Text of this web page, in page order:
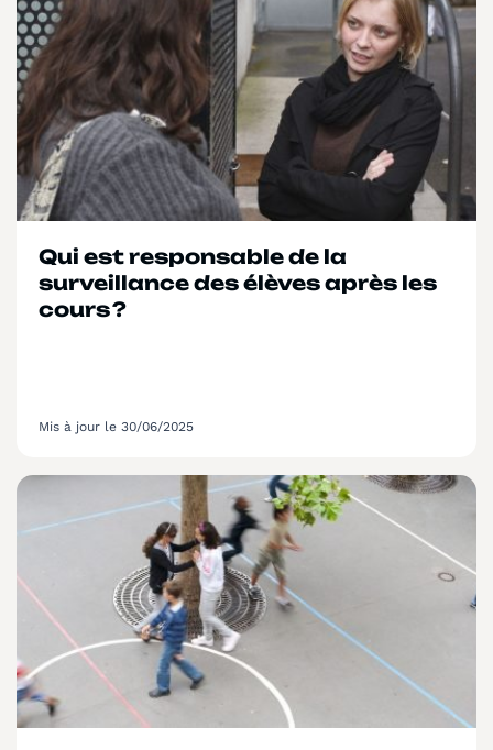
Qui est responsable de la
surveillance des élèves après les
cours ?
Mis à jour le 30/06/2025